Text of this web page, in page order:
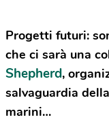
Progetti futuri:
che ci sarà una
Shepherd,
salvaguardia
marini…